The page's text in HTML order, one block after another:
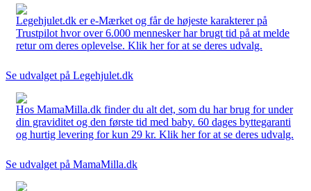
Legehjulet.dk er e-Mærket og får de højeste karakterer på
Trustpilot hvor over 6.000 mennesker har brugt tid på at melde
retur om deres oplevelse. Klik her for at se deres udvalg.
Se udvalget på Legehjulet.dk
Hos MamaMilla.dk finder du alt det, som du har brug for under
din graviditet og den første tid med baby. 60 dages byttegaranti
og hurtig levering for kun 29 kr. Klik her for at se deres udvalg.
Se udvalget på MamaMilla.dk